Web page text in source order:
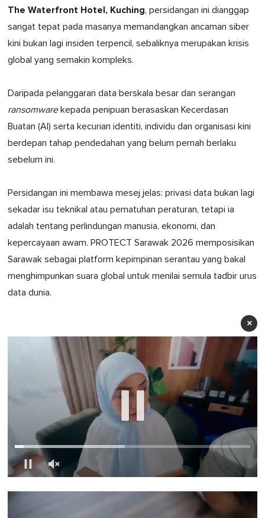
The Waterfront Hotel, Kuching, persidangan ini dianggap
sangat tepat pada masanya memandangkan ancaman siber
kini bukan lagi insiden terpencil, sebaliknya merupakan krisis
global yang semakin kompleks.
Daripada pelanggaran data berskala besar dan serangan
ransomwarekepada penipuan berasaskan Kecerdasan
Buatan (AI) serta kecurian identiti, individu dan organisasi kini
berdepan tahap pendedahan yang belum pernah berlaku
sebelum ini.
Persidangan ini membawa mesej jelas: privasi data bukan lagi
sekadar isu teknikal atau pematuhan peraturan, tetapi ia
adalah tentang perlindungan manusia, ekonomi, dan
kepercayaan awam. PROTECT Sarawak 2026 memposisikan
Sarawak sebagai platform kepimpinan serantau yang bakal
menghimpunkan suara global untuk menilai semula tadbir urus
data dunia.
×
of